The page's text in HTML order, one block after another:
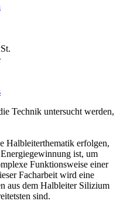
Technik untersucht werden,
Halbleiterthematik erfolgen,
ist, um
Funktionsweise einer
Facharbeit wird eine
aus dem Halbleiter Silizium
sind.